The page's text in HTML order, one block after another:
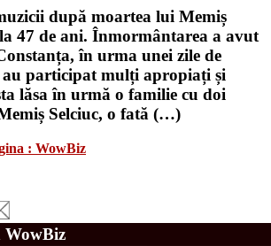
după moartea lui Memiș
la 47 de ani. Înmormântarea a avut
în urma unei zile de
participat mulți apropiați și
lăsa în urmă o familie cu doi
Selciuc, o fată (…)
: WowBiz
WowBiz